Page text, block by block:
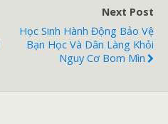
Next Post
Học Sinh Hành Động Bảo Vệ
Bạn Học Và Dân Làng Khỏi
Nguy Cơ Bom Mìn